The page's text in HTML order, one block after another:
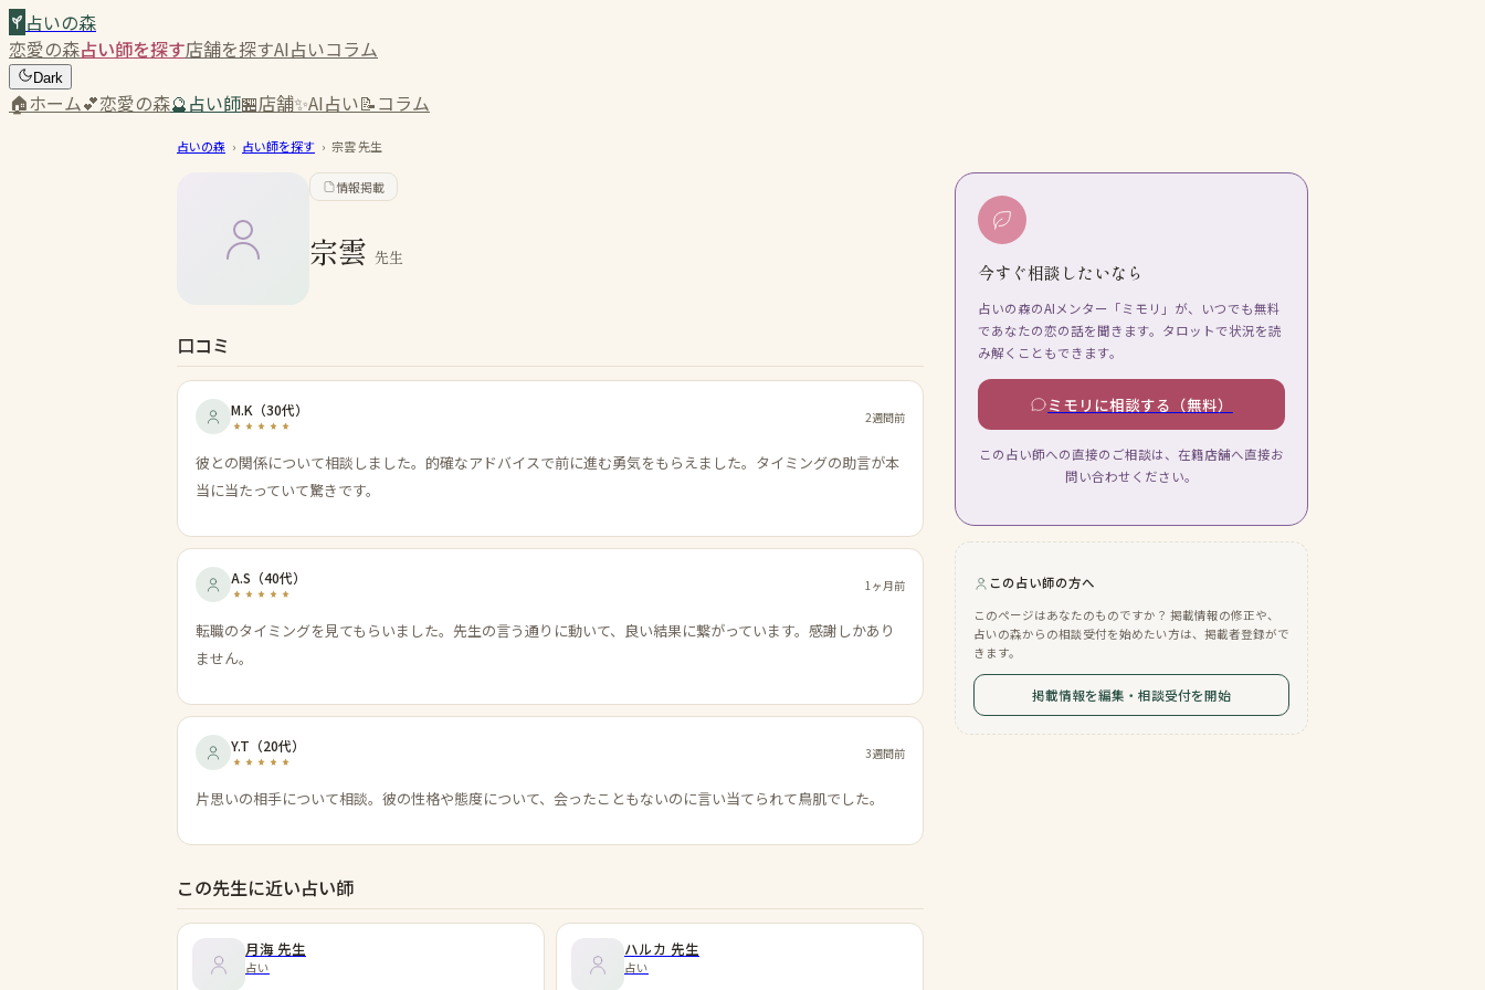
占いの森
恋愛の森占い師を探す店舗を探すAI占いコラム
Dark
🏠ホーム💕恋愛の森🔮占い師🏪店舗✨AI占い📝コラム
占いの森 › 占い師を探す › 宗雲先生
情報掲載
宗雲 先生
口コミ
M.K （30代） 2週間前
彼との関係について相談しました。的確なアドバイスで前に進む勇気をもらえました。タイミングの助言が本
当に当たっていて驚きです。
A.S （40代） 1ヶ月前
転職のタイミングを見てもらいました。先生の言う通りに動いて、良い結果に繋がっています。感謝しかあり
ません。
Y.T （20代） 3週間前
片思いの相手について相談。彼の性格や態度について、会ったこともないのに言い当てられて鳥肌でした。
この先生に近い占い師
月海 先生
占い
ハルカ 先生
占い
今すぐ相談したいなら
占いの森のAIメンター「ミモリ」が、いつでも無料
であなたの恋の話を聞きます。タロットで状況を読
み解くこともできます。
ミモリに相談する（無料）
この占い師への直接のご相談は、在籍店舗へ直接お
問い合わせください。
この占い師の方へ
このページはあなたのものですか？ 掲載情報の修正や、
占いの森からの相談受付を始めたい方は、掲載者登録がで
きます。
掲載情報を編集・相談受付を開始